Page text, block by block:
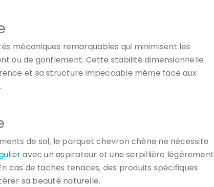
mécaniques remarquables qui minimisent les
ou de gonflement. Cette stabilité dimensionnelle
et sa structure impeccable même face aux
de sol, le parquet chevron chêne ne nécessite
avec un aspirateur et une serpillière légèrement
cas de taches tenaces, des produits spécifiques
sa beauté naturelle.